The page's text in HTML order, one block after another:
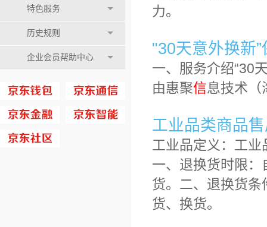
特色服务
历史规则
企业会员帮助中心
力。
"30天意外换新
一、服务介绍“30
由惠聚信息技术（
工业品类商品
工业品定义：工
一、退换货时限
货。二、退换货
货、换货。